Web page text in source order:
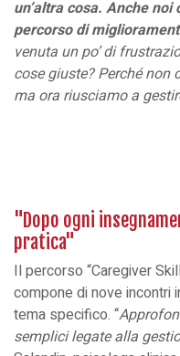
un’altra cosa. Anche
percorso di
venuta un po’ di
cose giuste? Perché non
ma ora riusciamo a
"Dopo ogni
pratica"
Il percorso “Caregiver
compone di nove incontri
tema specifico. “
semplici legate alla